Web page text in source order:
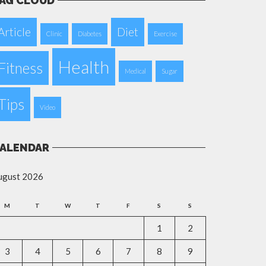
Clinic Diabetes Diet Exercise
Health Medical Sugar
Video
2026
M T W T F S S
1 2
3 4 5 6 7 8 9